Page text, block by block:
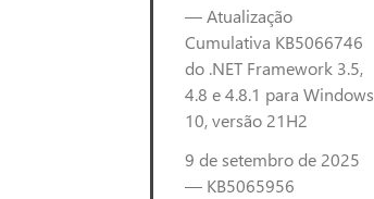
— Atualização
Cumulativa KB5066746
do .NET Framework 3.5,
4.8 e 4.8.1 para Windows
10, versão 21H2
9 de setembro de 2025
— KB5065956